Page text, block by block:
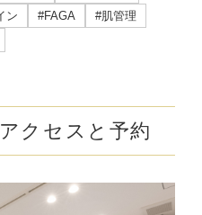
ン #FAGA
#肌管理
クセスと予約